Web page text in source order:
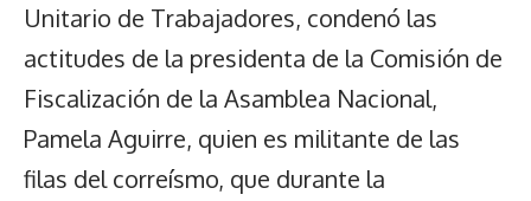
Unitario de Trabajadores, condenó las
actitudes de la presidenta de la Comisión de
Fiscalización de la Asamblea Nacional,
Pamela Aguirre, quien es militante de las
filas del correísmo, que durante la